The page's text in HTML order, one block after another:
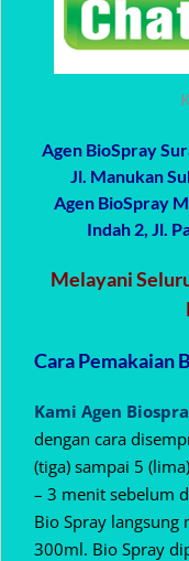
Agen BioSpray
Jl. Manukan
Agen BioSpray
Indah 2, Jl.
Melayani
Cara Pemakaian
Kami Agen
dengan cara
(tiga) sampai 5
– 3 menit sebelum
Bio Spray
300ml. Bio Spray